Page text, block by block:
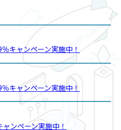
キャンペーン実施中！
キャンペーン実施中！
ンペーン実施中！